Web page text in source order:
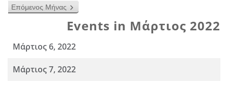
Επόμενος Μήνας
Events in Μάρτιος 2022
Μάρτιος 6, 2022
Μάρτιος 7, 2022